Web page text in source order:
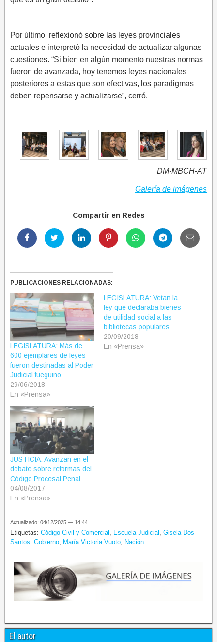
Por último, reflexionó sobre las leyes provinciales
actuales e interpretó la necesidad de actualizar algunas
cuestiones. “Si bien en algún momento nuestras normas
fueron de avanzada, hoy tenemos leyes nacionales
posteriores a estas que son efectivas, los paradigmas
deben repensarse y actualizarse”, cerró.
DM-MBCH-AT
Galería de imágenes
Compartir en Redes
PUBLICACIONES RELACIONADAS:
LEGISLATURA: Más de
600 ejemplares de leyes
fueron destinadas al Poder
Judicial fueguino
29/06/2018
En «Prensa»
LEGISLATURA: Vetan la
ley que declaraba bienes
de utilidad social a las
bibliotecas populares
20/09/2018
En «Prensa»
JUSTICIA: Avanzan en el
debate sobre reformas del
Código Procesal Penal
04/08/2017
En «Prensa»
Actualizado: 04/12/2025 — 14:44
Etiquetas: Código Civil y Comercial Escuela Judicial Gisela Dos
Santos Gobierno María Victoria Vuoto Nación
El autor